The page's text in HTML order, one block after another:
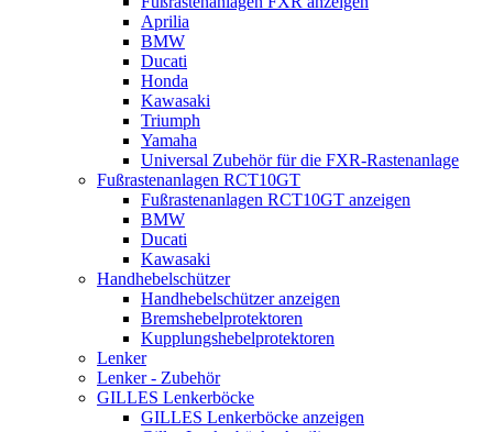
Aprilia
BMW
Ducati
Honda
Kawasaki
Triumph
Yamaha
Universal Zubehör für die FXR-Rastenanlage
Fußrastenanlagen RCT10GT
Fußrastenanlagen RCT10GT anzeigen
BMW
Ducati
Kawasaki
Handhebelschützer
Handhebelschützer anzeigen
Bremshebelprotektoren
Kupplungshebelprotektoren
Lenker
Lenker - Zubehör
GILLES Lenkerböcke
GILLES Lenkerböcke anzeigen